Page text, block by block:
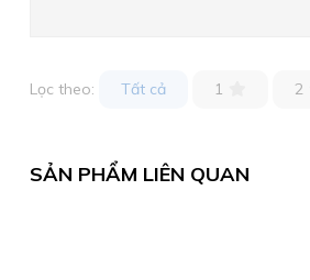
Lọc theo: Tất cả 1 2
SẢN PHẨM LIÊN QUAN